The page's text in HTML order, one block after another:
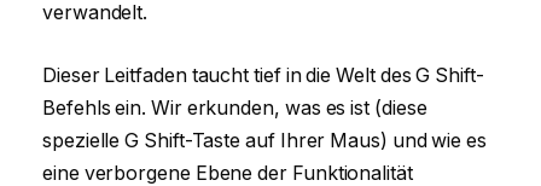
verwandelt.
Dieser Leitfaden taucht tief in die Welt des G Shift-
Befehls ein. Wir erkunden, was es ist (diese
spezielle G Shift-Taste auf Ihrer Maus) und wie es
eine verborgene Ebene der Funktionalität